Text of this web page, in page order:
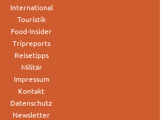
International
Touristik
Food-Insider
Tripreports
Reisetipps
Militär
Impressum
Kontakt
Datenschutz
Newsletter